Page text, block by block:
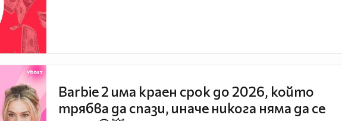
Barbie 2 има краен срок до 2026, който
трябва да спази, иначе никога няма да се